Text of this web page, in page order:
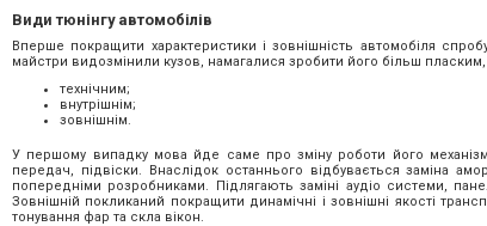
Види тюнінгу автомобілів
Вперше покращити характеристики і зовнішність автомобіля
майстри видозмінили кузов, намагалися зробити його більш
технічним;
внутрішнім;
зовнішнім.
У першому випадку мова йде саме про зміну роботи його
передач, підвіски. Внаслідок останнього відбувається заміна
попередніми розробниками. Підлягають заміні аудіо системи,
Зовнішній покликаний покращити динамічні і зовнішні якості
тонування фар та скла вікон.